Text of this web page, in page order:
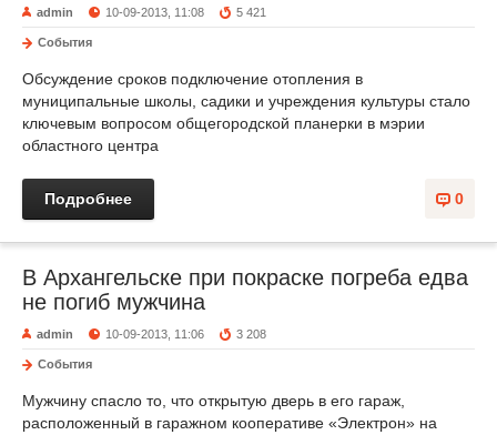
admin 10-09-2013, 11:08 5 421
События
Обсуждение сроков подключение отопления в
муниципальные школы, садики и учреждения культуры стало
ключевым вопросом общегородской планерки в мэрии
областного центра
0
Подробнее
В Архангельске при покраске погреба едва
не погиб мужчина
admin 10-09-2013, 11:06 3 208
События
Мужчину спасло то, что открытую дверь в его гараж,
расположенный в гаражном кооперативе «Электрон» на